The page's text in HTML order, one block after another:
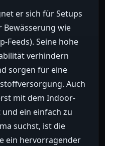
er sich für Setups
wie
Feeds). Seine hohe
verhindern
sorgen für eine
Auch
mit dem Indoor-
ein einfach zu
suchst, ist die
ein hervorragender